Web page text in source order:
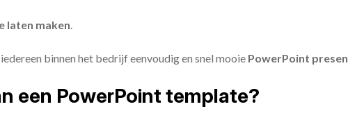
laten maken.
binnen het bedrijf eenvoudig en snel mooie PowerPoint
een PowerPoint template?